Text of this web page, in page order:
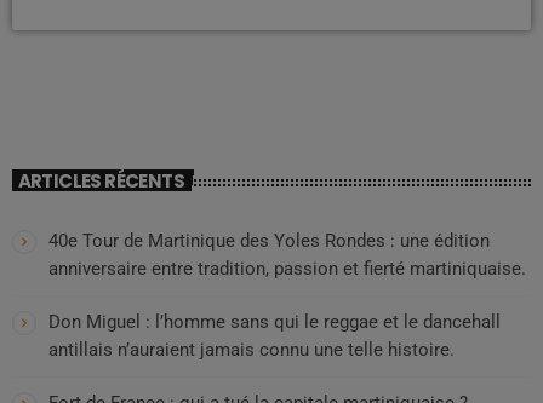
ARTICLES RÉCENTS
40e Tour de Martinique des Yoles Rondes : une édition
anniversaire entre tradition, passion et fierté martiniquaise.
Don Miguel : l’homme sans qui le reggae et le dancehall
antillais n’auraient jamais connu une telle histoire.